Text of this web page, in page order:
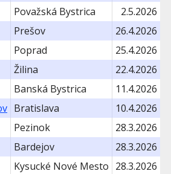
Považská Bystrica
2.5.2026
Prešov
26.4.2026
Poprad
25.4.2026
Žilina
22.4.2026
Banská Bystrica
11.4.2026
Bratislava
10.4.2026
Pezinok
28.3.2026
Bardejov
28.3.2026
Kysucké Nové Mesto 28.3.2026